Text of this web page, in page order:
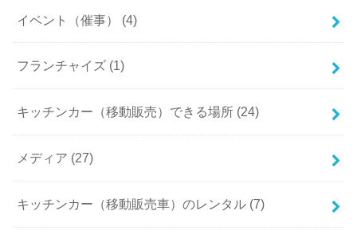
イベント（催事） (4)
フランチャイズ (1)
キッチンカー（移動販売）できる場所 (24)
メディア (27)
キッチンカー（移動販売車）のレンタル (7)